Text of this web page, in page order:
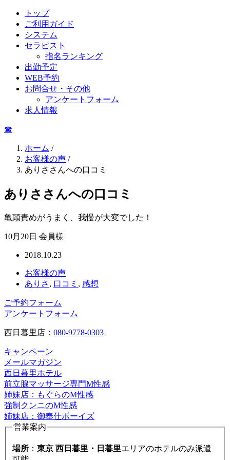
トップ
ご利用ガイド
システム
セラピスト
指名ランキング
出勤予定
WEB予約
お問合せ・その他
アンケートフォーム
求人情報
☎︎
ホーム /
お客様の声 /
ありささんへの口コミ
ありささんへの口コミ
亀頭責めがうまく、我慢が大変でした！
10月20日 会員様
2018.10.23
お客様の声
ありさ , 口コミ , 感想
ご予約フォーム
アンケートフォーム
西日暮里店： 080-9778-0303
キャンペーン
メールマガジン
西日暮里ホテル
前立腺マッサージ専門M性感
姉妹店：もぐらのM性感
強制クンニのM性感
姉妹店：御奉仕ボーイズ
営業案内
場所 ： 東京 西日暮里・日暮里エリアのホテルのみ派遣